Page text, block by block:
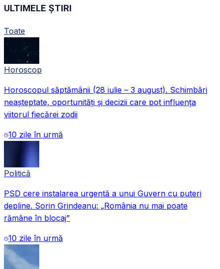
ULTIMELE ȘTIRI
Toate
Horoscop
Horoscopul săptămânii (28 iulie – 3 august). Schimbări
neașteptate, oportunități și decizii care pot influența
viitorul fiecărei zodii
10 zile în urmă
Politică
PSD cere instalarea urgentă a unui Guvern cu puteri
depline. Sorin Grindeanu: „România nu mai poate
rămâne în blocaj”
10 zile în urmă